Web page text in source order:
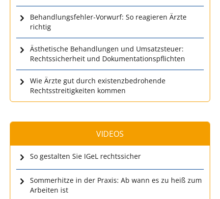
Behandlungsfehler-Vorwurf: So reagieren Ärzte
richtig
Ästhetische Behandlungen und Umsatzsteuer:
Rechtssicherheit und Dokumentationspflichten
Wie Ärzte gut durch existenzbedrohende
Rechtsstreitigkeiten kommen
VIDEOS
So gestalten Sie IGeL rechtssicher
Sommerhitze in der Praxis: Ab wann es zu heiß zum
Arbeiten ist